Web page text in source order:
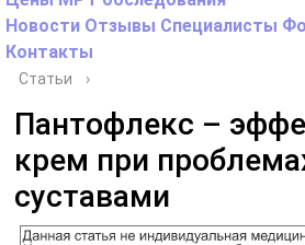
Новости Отзывы Специалисты
Контакты
Статьи ›
Пантофлекс –
крем при
суставами